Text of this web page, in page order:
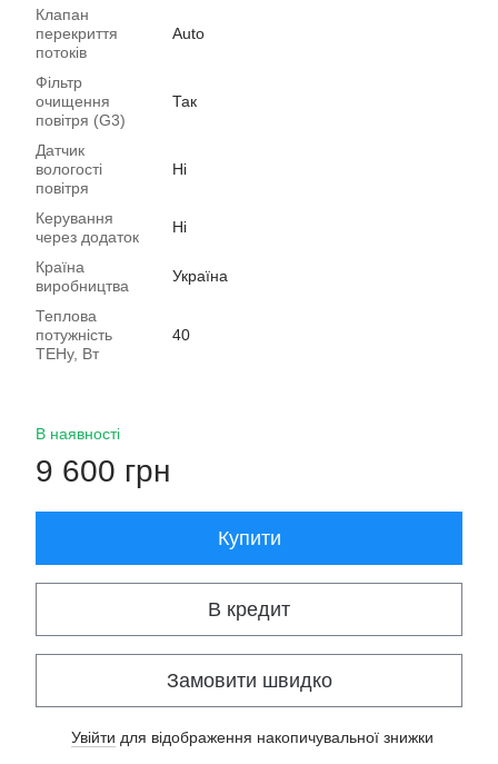
Клапан
перекриття
потоків
Auto
Фільтр
очищення
повітря (G3)
Так
Датчик
вологості
повітря
Ні
Керування
через додаток
Ні
Країна
виробництва
Україна
Теплова
потужність
ТЕНу, Вт
40
В наявності
9 600 грн
Купити
В кредит
Замовити швидко
Увійти для відображення накопичувальної знижки